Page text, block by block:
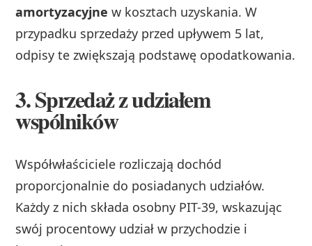
amortyzacyjne w kosztach uzyskania. W
przypadku sprzedaży przed upływem 5 lat,
odpisy te zwiększają podstawę opodatkowania.
3. Sprzedaż z udziałem
wspólników
Współwłaściciele rozliczają dochód
proporcjonalnie do posiadanych udziałów.
Każdy z nich składa osobny PIT-39, wskazując
swój procentowy udział w przychodzie i